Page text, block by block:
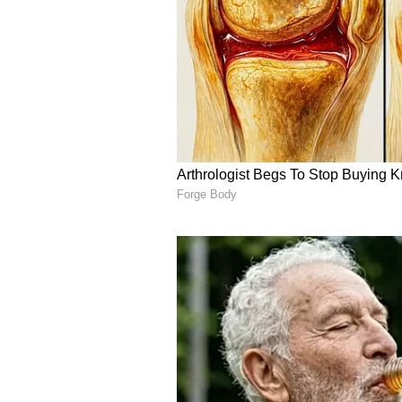
Image Credit :Sabitha Vantalu
గారెలు
గారెలు కూడా వర్షం పడుతున్నప్పుడు
కొబ్బరి చట్నీతో కలిసి తింటే ఆ టేస్ట్ ఎప్పటికీ